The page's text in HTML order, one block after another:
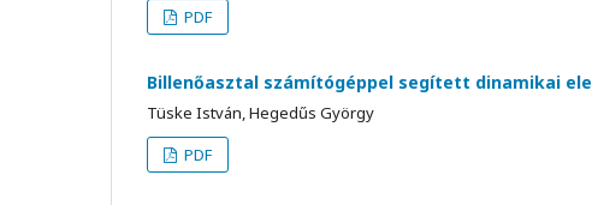
PDF
Billenőasztal számítógéppel segített dinamikai
Tüske István, Hegedűs György
PDF